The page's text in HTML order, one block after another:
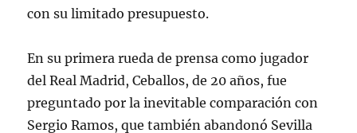
con su limitado presupuesto.
En su primera rueda de prensa como jugador
del Real Madrid, Ceballos, de 20 años, fue
preguntado por la inevitable comparación con
Sergio Ramos, que también abandonó Sevilla